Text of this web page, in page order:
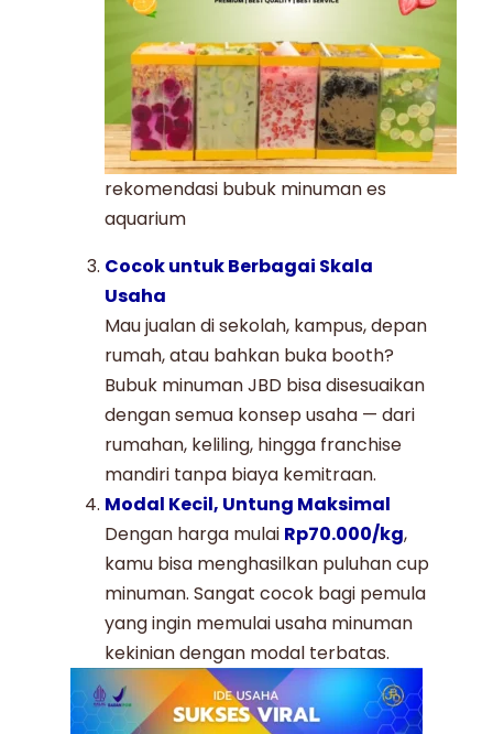
rekomendasi bubuk minuman es
aquarium
Cocok untuk Berbagai Skala
Usaha
Mau jualan di sekolah, kampus, depan
rumah, atau bahkan buka booth?
Bubuk minuman JBD bisa disesuaikan
dengan semua konsep usaha — dari
rumahan, keliling, hingga franchise
mandiri tanpa biaya kemitraan.
Modal Kecil, Untung Maksimal
Dengan harga mulai Rp70.000/kg,
kamu bisa menghasilkan puluhan cup
minuman. Sangat cocok bagi pemula
yang ingin memulai usaha minuman
kekinian dengan modal terbatas.